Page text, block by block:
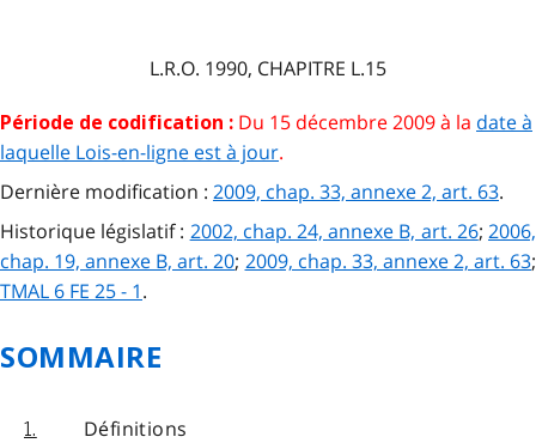
L.R.O. 1990, CHAPITRE L.15
Période de codification : Du 15 décembre 2009 à la date à
laquelle Lois-en-ligne est à jour.
Dernière modification : 2009, chap. 33, annexe 2, art. 63.
Historique législatif : 2002, chap. 24, annexe B, art. 26;2006,
chap. 19, annexe B, art. 20; 2009, chap. 33, annexe 2, art. 63;
TMAL 6 FE 25 - 1.
SOMMAIRE
1. Définitions